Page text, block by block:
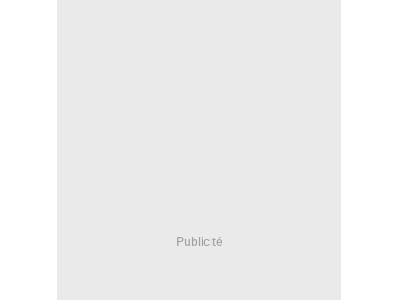
Publicité